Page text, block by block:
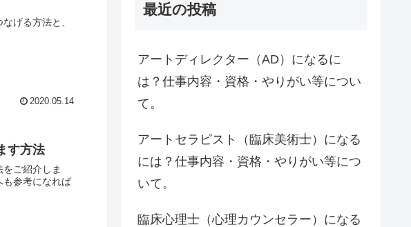
げる方法と、
2020.05.14
す方法
ご紹介しま
も参考になれば
最近の投稿
アートディレクター（AD）になるに
は？仕事内容・資格・やりがい等につい
て。
アートセラピスト（臨床美術士）になる
には？仕事内容・資格・やりがい等につ
いて。
臨床心理士（心理カウンセラー）になる